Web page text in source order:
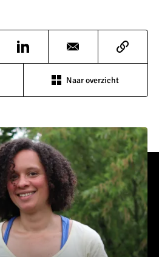
Naar overzicht